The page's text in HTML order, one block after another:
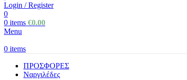
Login / Register
0
0 items €0.00
Menu
0 items
ΠΡΟΣΦΟΡΕΣ
Ναργιλέδες